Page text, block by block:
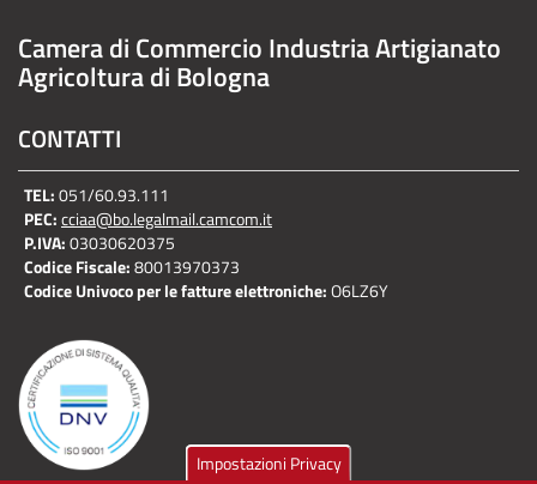
Camera di Commercio Industria Artigianato
Agricoltura di Bologna
CONTATTI
TEL:051/60.93.111
PEC:cciaa@bo.legalmail.camcom.it
P.IVA:03030620375
Codice Fiscale:80013970373
Codice Univoco per le fatture elettroniche:O6LZ6Y
Impostazioni Privacy